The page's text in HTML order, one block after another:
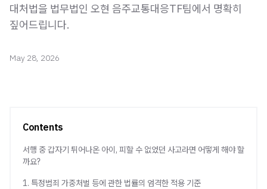
대처법을 법무법인 오현 음주교통대응TF팀에서 명확히
짚어드립니다.
May 28, 2026
Contents
서행 중 갑자기 튀어나온 아이, 피할 수 없었던 사고라면 어떻게 해야 할
까요?
1. 특정범죄 가중처벌 등에 관한 법률의 엄격한 적용 기준